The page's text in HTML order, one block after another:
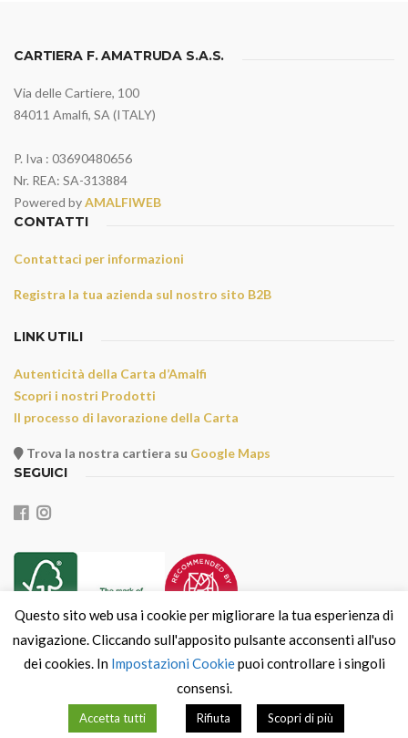
CARTIERA F. AMATRUDA S.A.S.
Via delle Cartiere, 100
84011 Amalfi, SA (ITALY)
P. Iva : 03690480656
Nr. REA: SA-313884
Powered byAMALFIWEB
CONTATTI
Contattaci per informazioni
Registra la tua azienda sul nostro sito B2B
LINK UTILI
Autenticità della Carta d’Amalfi
Scopri i nostri Prodotti
Il processo di lavorazione della Carta
Trova la nostra cartiera su Google Maps
SEGUICI
PRIVACY & COOKIE POLICY
Questo sito web usa i cookie per migliorare la tua esperienza di
navigazione. Cliccando sull'apposito pulsante acconsenti all'uso
dei cookies. In Impostazioni Cookiepuoi controllare i singoli
consensi.
Accetta tutti Rifiuta Scopri di più